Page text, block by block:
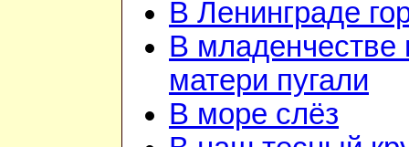
В Ленинграде
В младенчестве
матери пугали
В море слёз